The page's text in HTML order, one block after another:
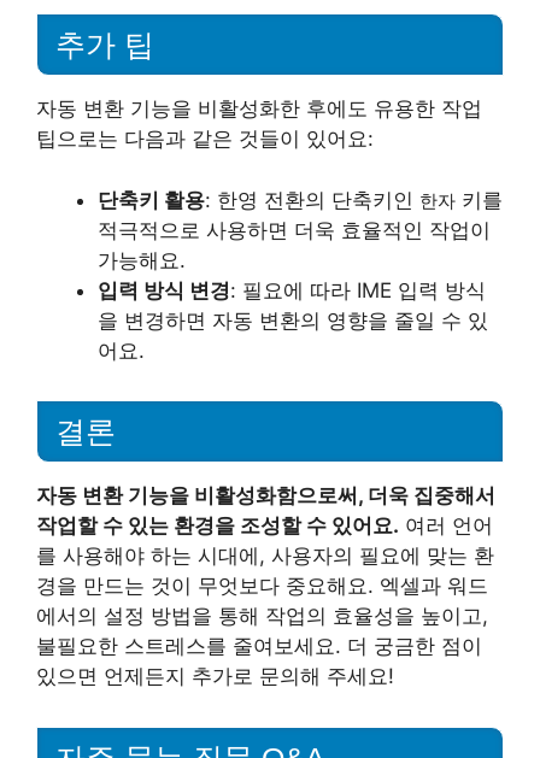
추가 팁
자동 변환 기능을 비활성화한 후에도 유용한 작업
팁으로는 다음과 같은 것들이 있어요:
단축키 활용: 한영 전환의 단축키인 한자 키를
적극적으로 사용하면 더욱 효율적인 작업이
가능해요.
입력 방식 변경: 필요에 따라 IME 입력 방식
을 변경하면 자동 변환의 영향을 줄일 수 있
어요.
결론
자동 변환 기능을 비활성화함으로써, 더욱 집중해서
작업할 수 있는 환경을 조성할 수 있어요. 여러 언어
를 사용해야 하는 시대에, 사용자의 필요에 맞는 환
경을 만드는 것이 무엇보다 중요해요. 엑셀과 워드
에서의 설정 방법을 통해 작업의 효율성을 높이고,
불필요한 스트레스를 줄여보세요. 더 궁금한 점이
있으면 언제든지 추가로 문의해 주세요!